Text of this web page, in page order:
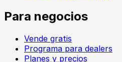
Para negocios
Vende gratis
Programa para dealers
Planes y precios